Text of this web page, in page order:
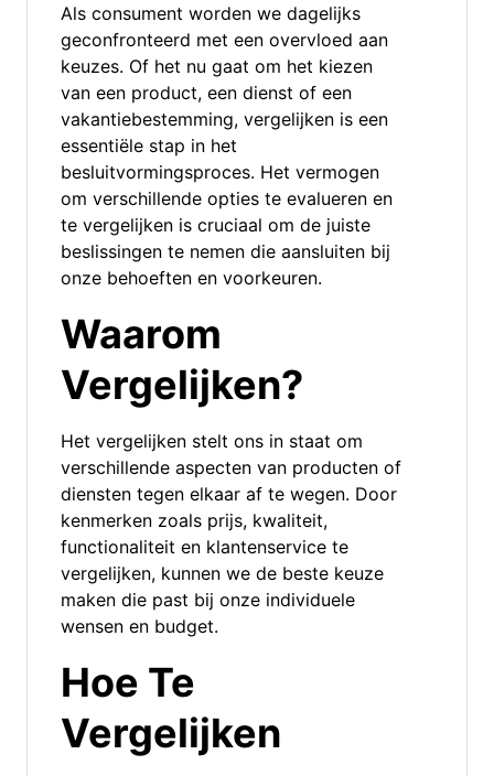
Als consument worden we dagelijks
geconfronteerd met een overvloed aan
keuzes. Of het nu gaat om het kiezen
van een product, een dienst of een
vakantiebestemming, vergelijken is een
essentiële stap in het
besluitvormingsproces. Het vermogen
om verschillende opties te evalueren en
te vergelijken is cruciaal om de juiste
beslissingen te nemen die aansluiten bij
onze behoeften en voorkeuren.
Waarom
Vergelijken?
Het vergelijken stelt ons in staat om
verschillende aspecten van producten of
diensten tegen elkaar af te wegen. Door
kenmerken zoals prijs, kwaliteit,
functionaliteit en klantenservice te
vergelijken, kunnen we de beste keuze
maken die past bij onze individuele
wensen en budget.
Hoe Te
Vergelijken